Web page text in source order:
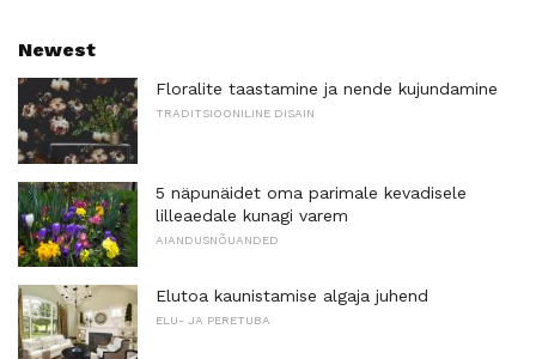
Newest
Floralite taastamine ja nende kujundamine
TRADITSIOONILINE DISAIN
5 näpunäidet oma parimale kevadisele
lilleaedale kunagi varem
AIANDUSNÕUANDED
Elutoa kaunistamise algaja juhend
ELU- JA PERETUBA